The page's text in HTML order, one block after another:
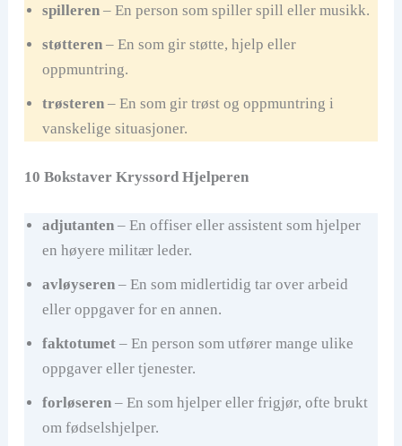
spilleren– En person som spiller spill eller musikk.
støtteren– En som gir støtte, hjelp eller
oppmuntring.
trøsteren– En som gir trøst og oppmuntring i
vanskelige situasjoner.
10 Bokstaver Kryssord Hjelperen
adjutanten– En offiser eller assistent som hjelper
en høyere militær leder.
avløyseren– En som midlertidig tar over arbeid
eller oppgaver for en annen.
faktotumet– En person som utfører mange ulike
oppgaver eller tjenester.
forløseren– En som hjelper eller frigjør, ofte brukt
om fødselshjelper.